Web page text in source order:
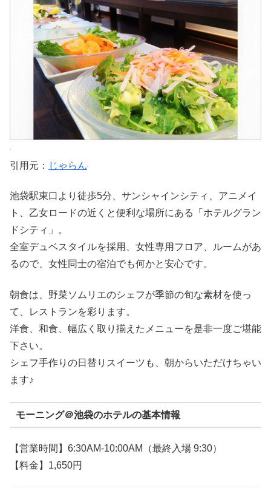
引用元： じゃらん
池袋駅東口より徒歩5分、サンシャインシティ、アニメイ
ト、乙女ロードの近くと便利な場所にある「ホテルグラン
ドシティ」。
全室デュベスタイルを採用、女性専用フロア、ルームがあ
るので、女性同士の宿泊でも何かと安心です。
朝食は、野菜ソムリエのシェフが季節の旬な素材を使っ
て、レストランを彩ります。
洋食、和食、幅広く取り揃えたメニューを是非一度ご堪能
下さい。
シェフ手作りの日替りスイーツも、朝からいただけちゃい
ます♪
モーニング＠池袋のホテルの基本情報
【営業時間】6:30AM-10:00AM（最終入場 9:30）
【料金】1,650円